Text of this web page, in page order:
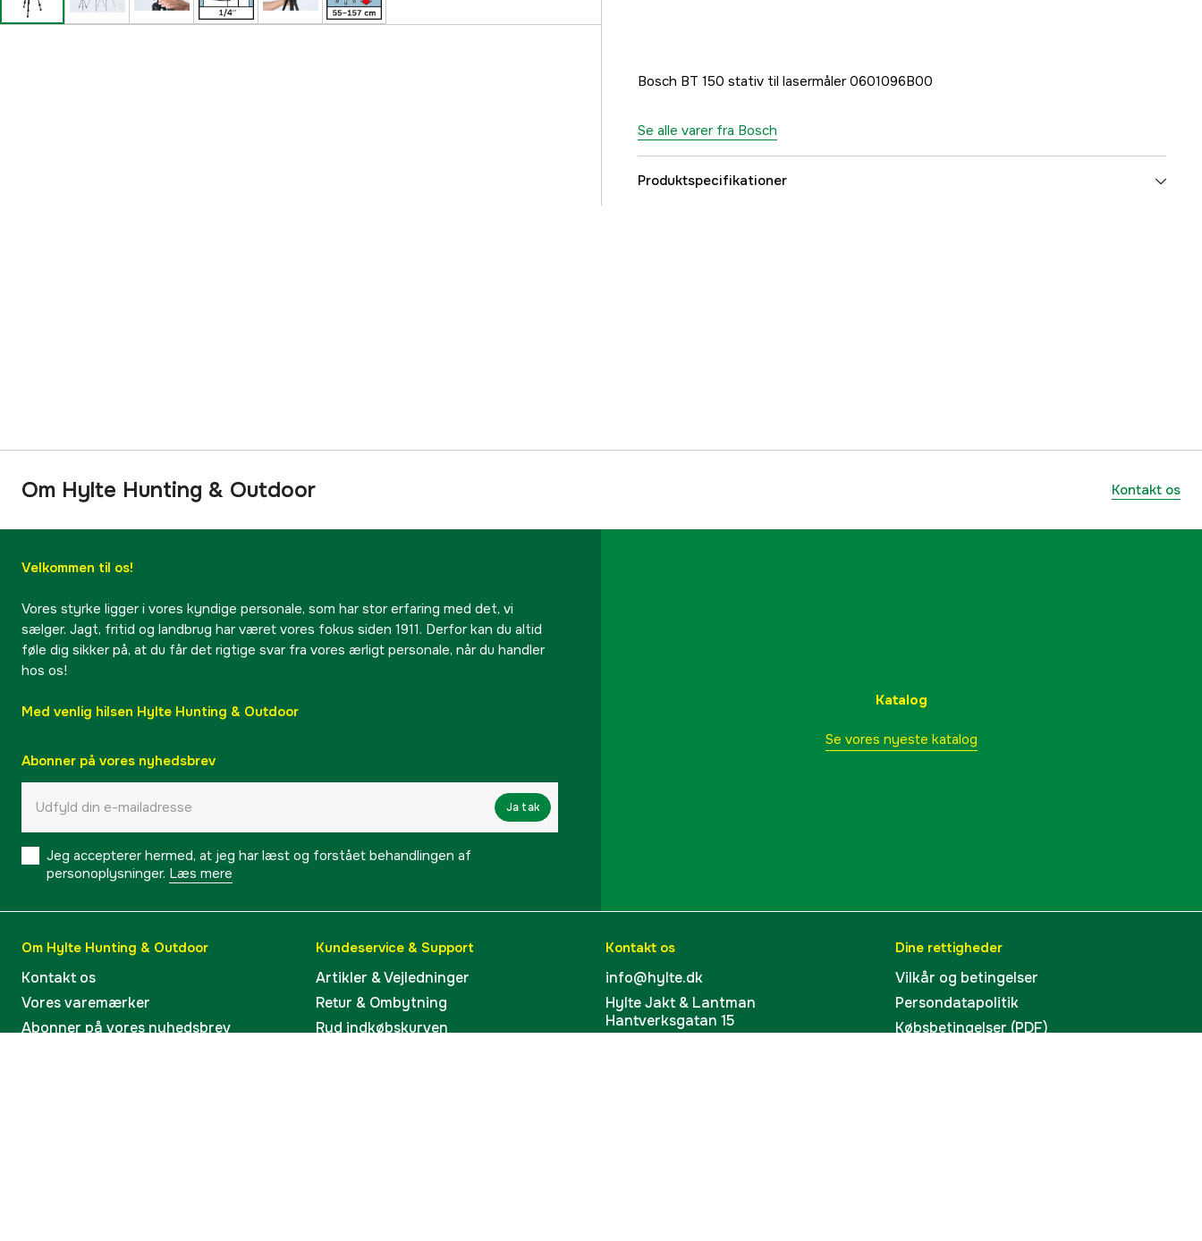
Bosch BT 150 stativ til lasermåler 0601096B00
Se alle varer fra Bosch
Produktspecifikationer
Om Hylte Hunting & Outdoor Kontakt os
Velkommen til os!
Vores styrke ligger i vores kyndige personale, som har stor erfaring med det, vi
sælger. Jagt, fritid og landbrug har været vores fokus siden 1911. Derfor kan du altid
føle dig sikker på, at du får det rigtige svar fra vores ærligt personale, når du handler
hos os!
Med venlig hilsen Hylte Hunting & Outdoor
Abonner på vores nyhedsbrev
Ja tak
Jeg accepterer hermed, at jeg har læst og forstået behandlingen af ​​
personoplysninger. Læs mere
Katalog
Se vores nyeste katalog
Om Hylte Hunting & Outdoor
Kontakt os
Vores varemærker
Abonner på vores nyhedsbrev
Kundeservice & Support
Artikler & Vejledninger
Retur & Ombytning
Ryd indkøbskurven
Kontakt os
info@hylte.dk
Hylte Jakt & Lantman
Hantverksgatan 15
314 34 Hyltebruk
Dine rettigheder
Vilkår og betingelser
Persondatapolitik
Købsbetingelser (PDF)